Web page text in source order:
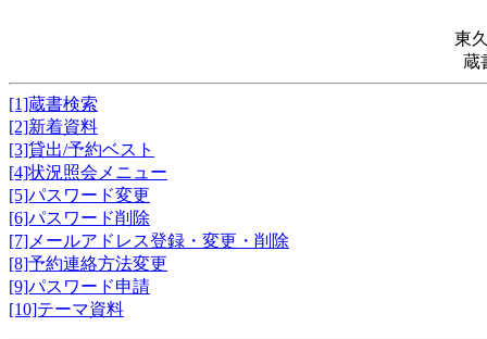
東
蔵
[1]蔵書検索
[2]新着資料
[3]貸出/予約ベスト
[4]状況照会メニュー
[5]パスワード変更
[6]パスワード削除
[7]メールアドレス登録・変更・削除
[8]予約連絡方法変更
[9]パスワード申請
[10]テーマ資料